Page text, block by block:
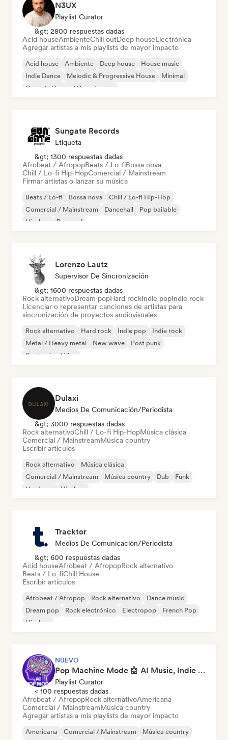
N3UX
Playlist Curator
&gt; 2800 respuestas dadas
Acid houseAmbienteChill outDeep houseElectrónica
Agregar artistas a mis playlists de mayor impacto
Acid house Ambiente Deep house
House music
Indie Dance
Melodic & Progressive House
Minimal
Organic House / Downtempo
Sungate Records
Etiqueta
&gt; 1300 respuestas dadas
Afrobeat / AfropopBeats / Lo-fiBossa nova
Chill / Lo-fi Hip-HopComercial / Mainstream
Firmar artistas o lanzar su música
Beats / Lo-fi Bossa nova
Chill / Lo-fi Hip-Hop
Comercial / Mainstream
Dancehall
Pop bailable
Hip-hop
Pop soul
Lorenzo Lautz
Supervisor De Sincronización
&gt; 1600 respuestas dadas
Rock alternativoDream popHard rockIndie popIndie rock
Licenciar o representar canciones de artistas para
sincronización de proyectos audiovisuales
Rock alternativo Hard rock Indie pop
Indie rock
Metal / Heavy metal
New wave
Post punk
Rock psicodélico
Dulaxi
Medios De Comunicación/Periodista
&gt; 3000 respuestas dadas
Rock alternativoChill / Lo-fi Hip-HopMúsica clásica
Comercial / MainstreamMúsica country
Escribir artículos
Rock alternativo
Música clásica
Comercial / Mainstream
Música country Dub
Funk
Hardcore
Hip-hop
Tracktor
Medios De Comunicación/Periodista
&gt; 600 respuestas dadas
Acid houseAfrobeat / AfropopRock alternativo
Beats / Lo-fiChill House
Escribir artículos
Afrobeat / Afropop Rock alternativo
Dance music
Dream pop
Rock electrónico Electropop
French Pop
Hip-hop
NUEVO
Pop Machine Mode 🤖 AI Music, Indie Pop & Dream Pop
Playlist Curator
< 100 respuestas dadas
Afrobeat / AfropopRock alternativoAmericana
Comercial / MainstreamMúsica country
Agregar artistas a mis playlists de mayor impacto
Americana Comercial / Mainstream Música country